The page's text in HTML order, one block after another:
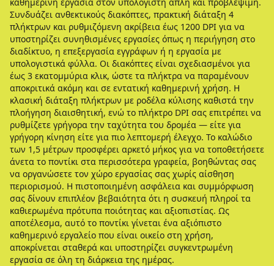
Συνδυάζει ανθεκτικούς διακόπτες, πρακτική διάταξη 4
πλήκτρων και ρυθμιζόμενη ακρίβεια έως 1200 DPI για να
υποστηρίζει συνηθισμένες εργασίες όπως η περιήγηση στο
διαδίκτυο, η επεξεργασία εγγράφων ή η εργασία με
υπολογιστικά φύλλα. Οι διακόπτες είναι σχεδιασμένοι για
έως 3 εκατομμύρια κλικ, ώστε τα πλήκτρα να παραμένουν
αποκριτικά ακόμη και σε εντατική καθημερινή χρήση. Η
κλασική διάταξη πλήκτρων με ροδέλα κύλισης καθιστά την
πλοήγηση διαισθητική, ενώ το πλήκτρο DPI σας επιτρέπει να
ρυθμίζετε γρήγορα την ταχύτητα του δρομέα — είτε για
γρήγορη κίνηση είτε για πιο λεπτομερή έλεγχο. Το καλώδιο
των 1,5 μέτρων προσφέρει αρκετό μήκος για να τοποθετήσετε
άνετα το ποντίκι στα περισσότερα γραφεία, βοηθώντας σας
να οργανώσετε τον χώρο εργασίας σας χωρίς αίσθηση
περιορισμού. Η πιστοποιημένη ασφάλεια και συμμόρφωση
σας δίνουν επιπλέον βεβαιότητα ότι η συσκευή πληροί τα
καθιερωμένα πρότυπα ποιότητας και αξιοπιστίας. Ως
αποτέλεσμα, αυτό το ποντίκι γίνεται ένα αξιόπιστο
καθημερινό εργαλείο που είναι οικείο στη χρήση,
αποκρίνεται σταθερά και υποστηρίζει συγκεντρωμένη
εργασία σε όλη τη διάρκεια της ημέρας.